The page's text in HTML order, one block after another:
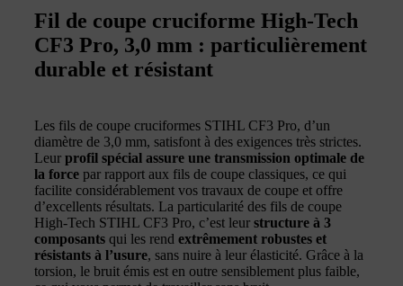
Fil de coupe cruciforme High-Tech
CF3 Pro, 3,0 mm : particulièrement
durable et résistant
Les fils de coupe cruciformes STIHL CF3 Pro, d’un
diamètre de 3,0 mm, satisfont à des exigences très strictes.
Leur profil spécial assure une transmission optimale de
la force par rapport aux fils de coupe classiques, ce qui
facilite considérablement vos travaux de coupe et offre
d’excellents résultats. La particularité des fils de coupe
High-Tech STIHL CF3 Pro, c’est leur structure à 3
composants qui les rend extrêmement robustes et
résistants à l’usure, sans nuire à leur élasticité. Grâce à la
torsion, le bruit émis est en outre sensiblement plus faible,